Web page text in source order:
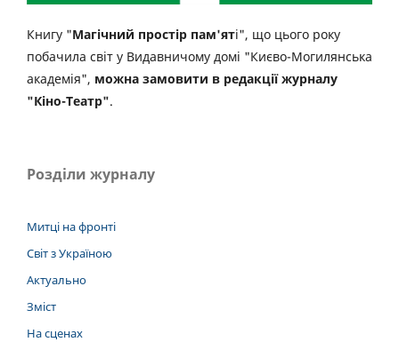
Книгу "Магічний простір пам'яті", що цього року
побачила світ у Видавничому домі "Києво-Могилянська
академія", можна замовити в редакції журналу
"Кіно-Театр".
Розділи журналу
Митці на фронті
Світ з Україною
Актуально
Зміст
На сценах